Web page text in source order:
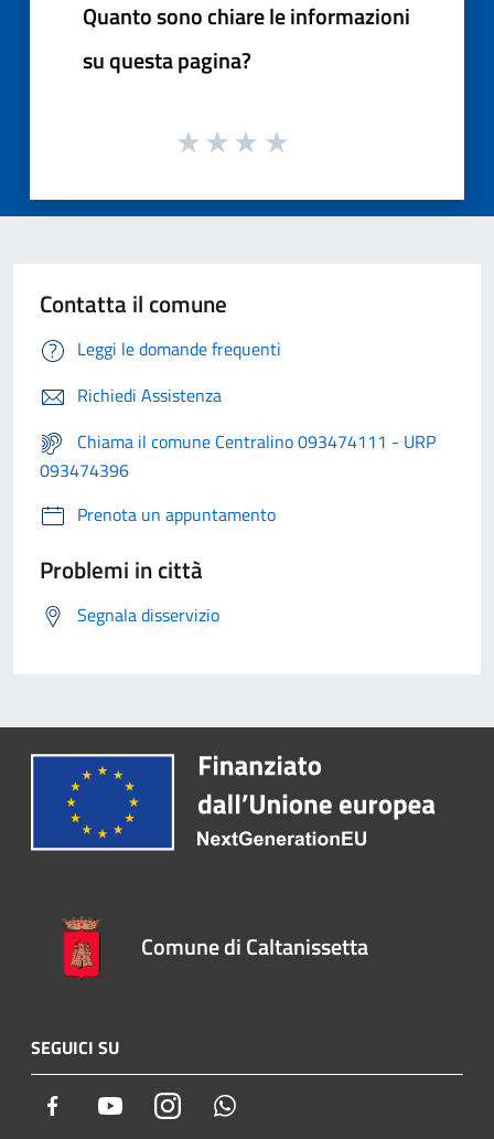
Quanto sono chiare le informazioni
su questa pagina?
Contatta il comune
Leggi le domande frequenti
Richiedi Assistenza
Chiama il comune Centralino 093474111 - URP
093474396
Prenota un appuntamento
Problemi in città
Segnala disservizio
Comune di Caltanissetta
SEGUICI SU
Facebook YoutubeInstagram